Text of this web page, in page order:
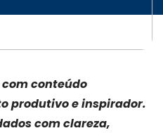
conteúdo
produtivo e inspirador.
com clareza,